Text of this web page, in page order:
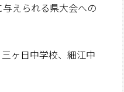
えられる県大会への
ヶ日中学校、細江中